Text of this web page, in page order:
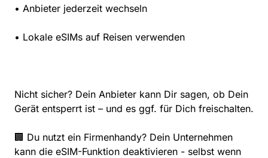
• Anbieter jederzeit wechseln
• Lokale eSIMs auf Reisen verwenden
Nicht sicher? Dein Anbieter kann Dir sagen, ob Dein
Gerät entsperrt ist – und es ggf. für Dich freischalten.
🏢 Du nutzt ein Firmenhandy? Dein Unternehmen
kann die eSIM-Funktion deaktivieren - selbst wenn